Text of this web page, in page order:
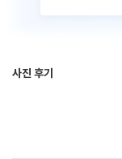
사진 후기